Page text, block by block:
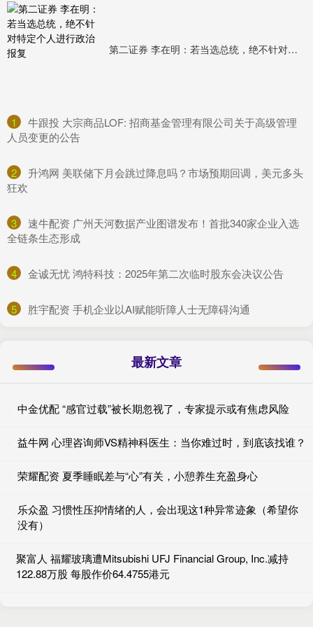
第二证券 李在明：若当选总统，绝不针对特定个人进行政治报复
1
​牛跟投 大宗商品LOF: 招商基金管理有限公司关于高级管理
人员变更的公告
2
​升鸿网 美联储下月会跳过降息吗？市场预期回调，美元多头
狂欢
3
​速牛配资 广州天河数据产业图谱发布！首批340家企业入选
全链条生态形成
4 ​金诚无忧 鸿特科技：2025年第二次临时股东会决议公告
5 ​胜宇配资 手机企业以AI赋能听障人士无障碍沟通
最新文章
中金优配 “感官过载”被长期忽视了，专家提示或有焦虑风险
益牛网 心理咨询师VS精神科医生：当你难过时，到底该找谁？
荣耀配资 夏季睡眠差与“心”有关，小憩养生充盈身心
乐众盈 习惯性压抑情绪的人，会出现这1种异常迹象（希望你
没有）
聚富人 福耀玻璃遭Mitsubishi UFJ Financial Group, Inc.减持
122.88万股 每股作价64.4755港元